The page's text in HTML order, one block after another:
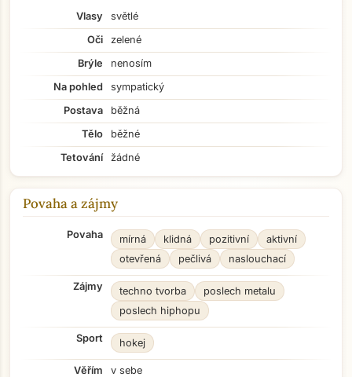
Vlasy
světlé
Oči
zelené
Brýle
nenosím
Na pohled
sympatický
Postava
běžná
Tělo
běžné
Tetování
žádné
Povaha a zájmy
Povaha mírná klidná pozitivní
aktivní
otevřená
pečlivá naslouchací
Zájmy techno tvorba
poslech metalu
poslech hiphopu
Sport hokej
Věřím
v sebe